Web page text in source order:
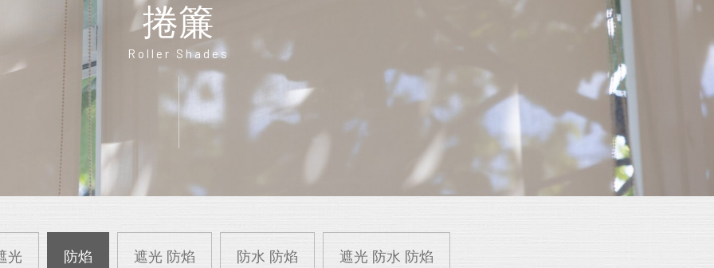
捲簾
Roller Shades
光 防焰 遮光 防焰 防水 防焰 遮光 防水 防焰